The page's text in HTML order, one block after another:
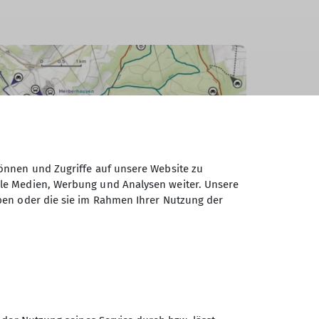
und Zugriffe auf unsere Website zu
Medien, Werbung und Analysen weiter. Unsere
oder die sie im Rahmen Ihrer Nutzung der